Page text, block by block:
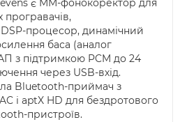
є MM-фонокоректор для
програвачів,
процесор, динамічний
баса (аналог
з підтримкою PCM до 24
через USB-вхід.
Bluetooth-приймач з
і aptX HD для бездротового
пристроїв.